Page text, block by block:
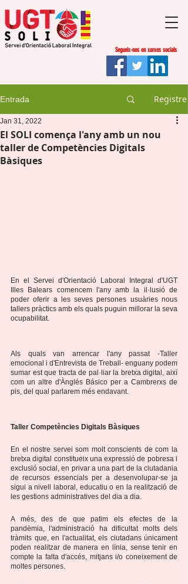
Segueix-nos en xarxes socials
Entrada Registre
El SOLI comença l'any amb un nou
taller de Competències Digitals
Bàsiques
Jan 31, 2022
En el Servei d'Orientació Laboral Integral d'UGT
Illes Balears comencem l'any amb la il·lusió de
poder oferir a les seves persones usuàries nous
tallers pràctics amb els quals puguin millorar la seva
ocupabilitat.
Als quals van arrencar l'any passat -Taller
emocional i d'Entrevista de Treball- enguany podem
sumar est que tracta de pal·liar la bretxa digital, així
com un altre d'Ànglés Básico per a Cambrerxs de
pis, del qual parlarem més endavant.
Taller Competències Digitals Bàsiques
En el nostre servei som molt conscients de com la
bretxa digital constitueix una expressió de pobresa i
exclusió social, en privar a una part de la ciutadania
de recursos essencials per a desenvolupar-se ja
sigui a nivell laboral, educatiu o en la realització de
les gestions administratives del dia a dia.
A més, des de que patim els efectes de la
pandèmia, l'administració ha dificultat molts dels
tràmits que, en l'actualitat, els ciutadans únicament
poden realitzar de manera en línia, sense tenir en
compte la falta d'accés, mitjans i/o coneixement de
moltes persones.